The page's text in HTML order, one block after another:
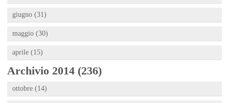
giugno (31)
maggio (30)
aprile (15)
Archivio 2014 (236)
ottobre (14)